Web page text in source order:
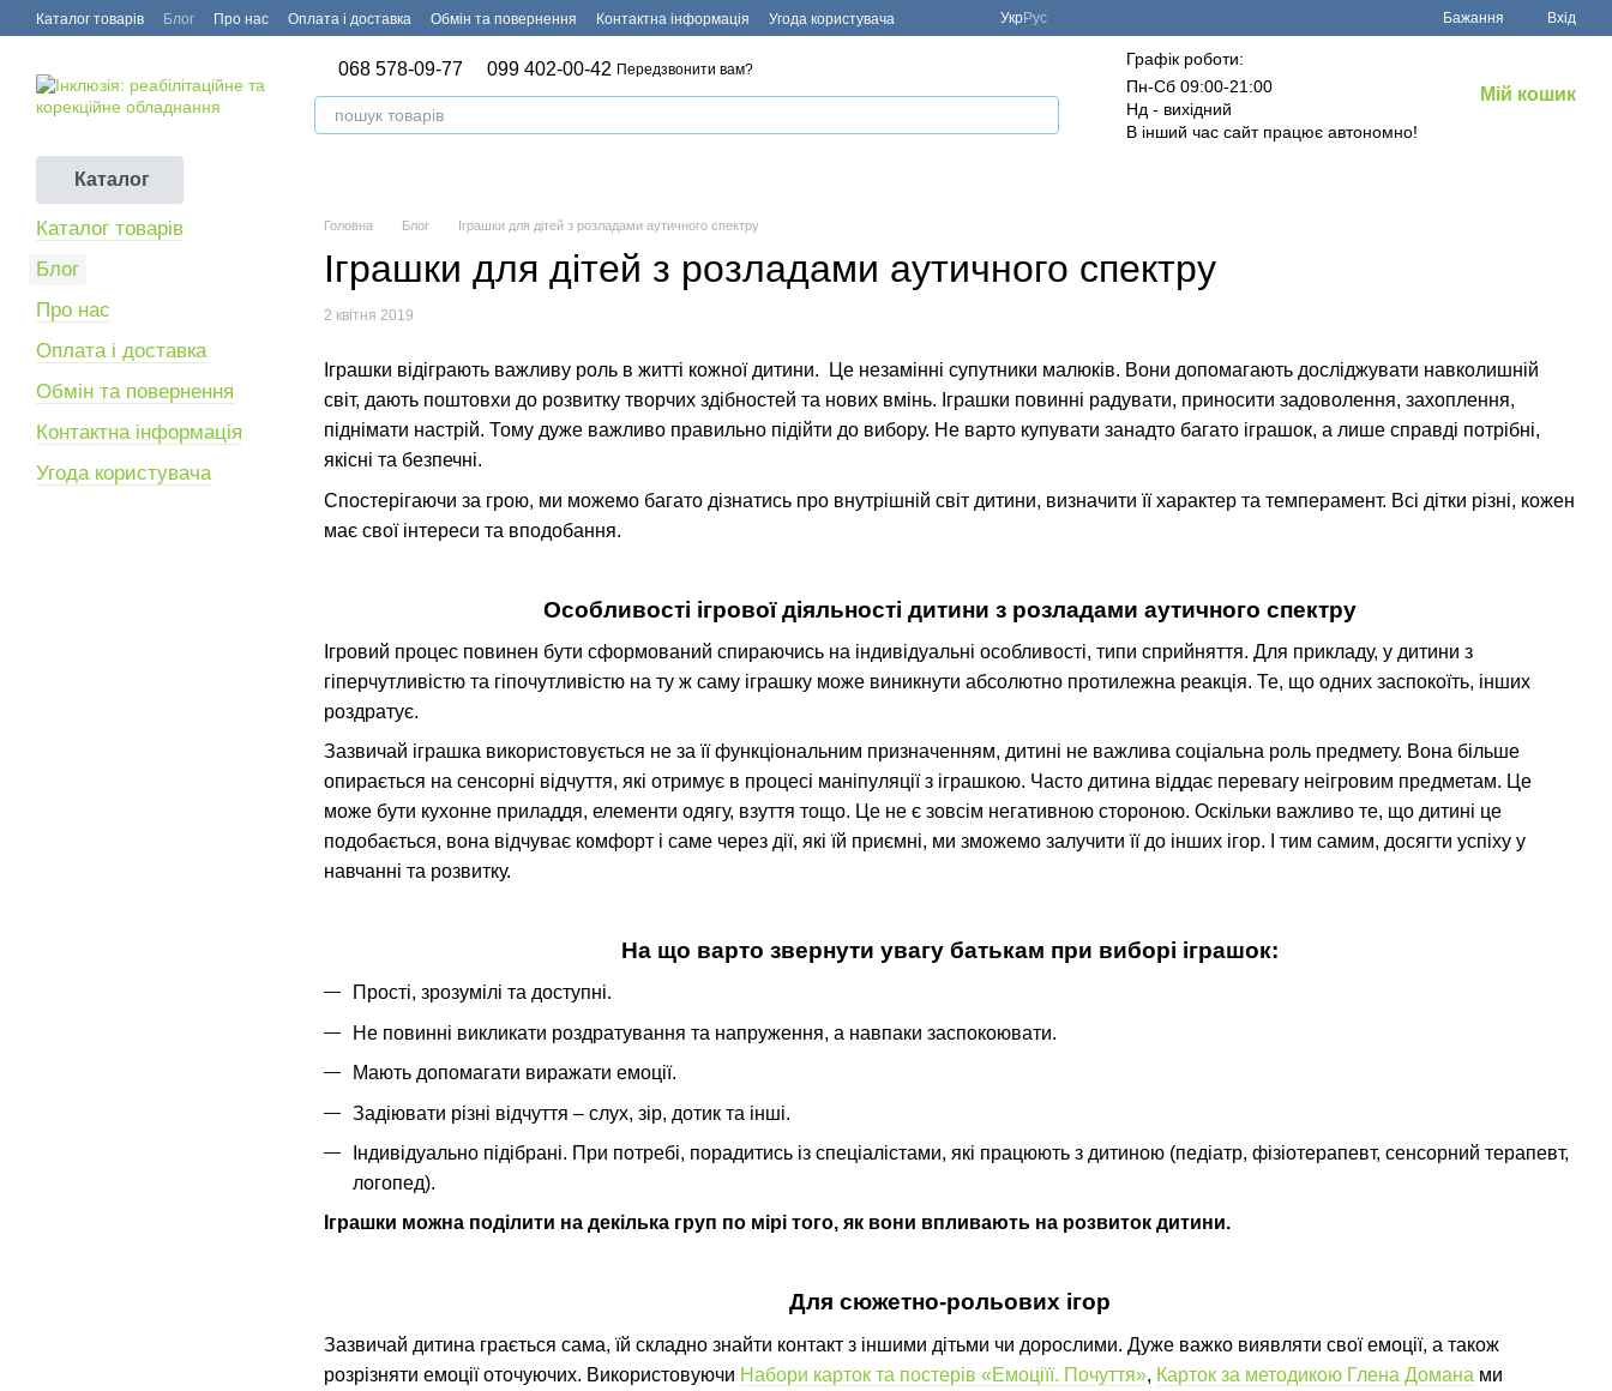
Перейти до основного контенту
Каталог товарів Блог Про нас Оплата і доставка Обмін та повернення Контактна інформація Угода користувача УкрРус Бажання Вхід
068 578-09-77 099 402-00-42 Передзвонити вам?
Графік роботи:
Пн-Сб 09:00-21:00
Нд - вихідний
В інший час сайт працює автономно!
Мій кошик
Каталог
Головна Блог Іграшки для дітей з розладами аутичного спектру
Іграшки для дітей з розладами аутичного спектру
2 квітня 2019
Іграшки відіграють важливу роль в житті кожної дитини. Це незамінні супутники малюків. Вони допомагають досліджувати навколишній
світ, дають поштовхи до розвитку творчих здібностей та нових вмінь. Іграшки повинні радувати, приносити задоволення, захоплення,
піднімати настрій. Тому дуже важливо правильно підійти до вибору. Не варто купувати занадто багато іграшок, а лише справді потрібні,
якісні та безпечні.
Спостерігаючи за грою, ми можемо багато дізнатись про внутрішній світ дитини, визначити її характер та темперамент. Всі дітки різні, кожен
має свої інтереси та вподобання.
Особливості ігрової діяльності дитини з розладами аутичного спектру
Ігровий процес повинен бути сформований спираючись на індивідуальні особливості, типи сприйняття. Для прикладу, у дитини з
гіперчутливістю та гіпочутливістю на ту ж саму іграшку може виникнути абсолютно протилежна реакція. Те, що одних заспокоїть, інших
роздратує.
Зазвичай іграшка використовується не за її функціональним призначенням, дитині не важлива соціальна роль предмету. Вона більше
опирається на сенсорні відчуття, які отримує в процесі маніпуляції з іграшкою. Часто дитина віддає перевагу неігровим предметам. Це
може бути кухонне приладдя, елементи одягу, взуття тощо. Це не є зовсім негативною стороною. Оскільки важливо те, що дитині це
подобається, вона відчуває комфорт і саме через дії, які їй приємні, ми зможемо залучити її до інших ігор. І тим самим, досягти успіху у
навчанні та розвитку.
На що варто звернути увагу батькам при виборі іграшок:
Прості, зрозумілі та доступні.
Не повинні викликати роздратування та напруження, а навпаки заспокоювати.
Мають допомагати виражати емоції.
Задіювати різні відчуття – слух, зір, дотик та інші.
Індивідуально підібрані. При потребі, порадитись із спеціалістами, які працюють з дитиною (педіатр, фізіотерапевт, сенсорний терапевт,
логопед).
Іграшки можна поділити на декілька груп по мірі того, як вони впливають на розвиток дитини.
Для сюжетно-рольових ігор
Зазвичай дитина грається сама, їй складно знайти контакт з іншими дітьми чи дорослими. Дуже важко виявляти свої емоції, а також
розрізняти емоції оточуючих. Використовуючи Набори карток та постерів «Емоціїї. Почуття», Карток за методикою Глена Домана ми
Каталог товарів
Блог
Про нас
Оплата і доставка
Обмін та повернення
Контактна інформація
Угода користувача